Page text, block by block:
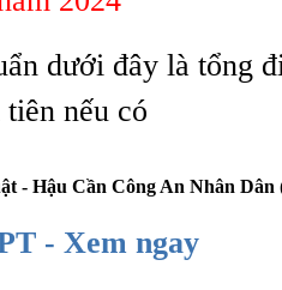
dưới đây là tổng
nếu có
- Hậu Cần Công An Nhân Dân
- Xem ngay